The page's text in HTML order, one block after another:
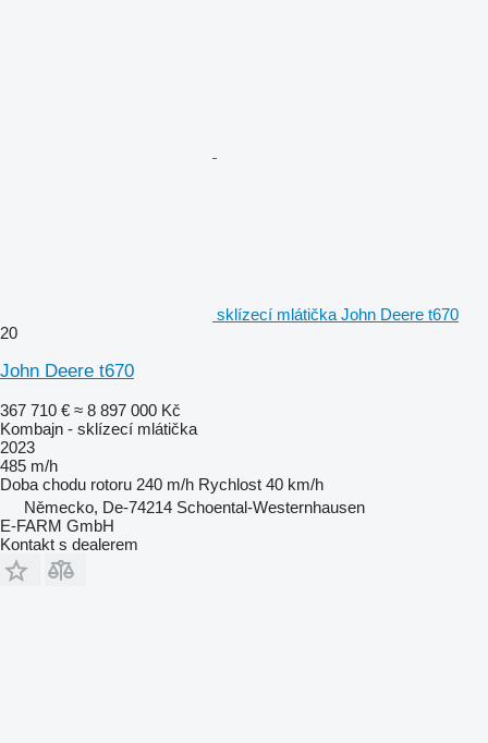
sklízecí mlátička John Deere t670
20
John Deere t670
367 710 € ≈ 8 897 000 Kč
Kombajn - sklízecí mlátička
2023
485 m/h
Doba chodu rotoru 240 m/h Rychlost 40 km/h
Německo, De-74214 Schoental-Westernhausen
E-FARM GmbH
Kontakt s dealerem